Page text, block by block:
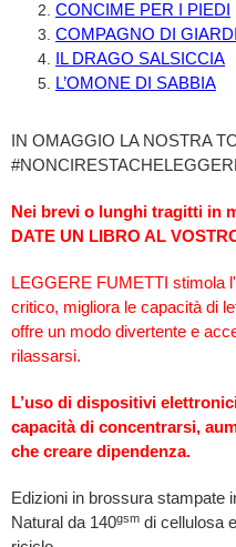
CONCIME PER I PIEDI
COMPAGNO DI
IL DRAGO SALSICCIA
L’OMONE DI SABBIA
IN OMAGGIO LA NOSTRA
Nei brevi o lunghi tragitti in
DATE UN LIBRO AL
LEGGERE FUMETTI stimola
critico, migliora le capacità di
offre un modo divertente e
rilassarsi.
L’uso di dispositivi
capacità di concentrarsi,
che creare dipendenza.
Edizioni in brossura stampate
Natural da 140gsm di cellulosa